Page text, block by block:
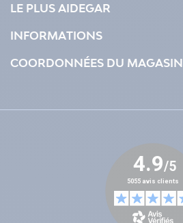
LE PLUS AIDEGAR
INFORMATIONS
COORDONNÉES DU MAGASIN